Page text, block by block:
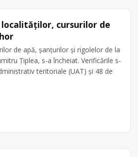
cursurilor de
de apă, şanţurilor şi rigolelor de la
Țiplea, s-a încheiat. Verificările s-
teritoriale (UAT) și 48 de